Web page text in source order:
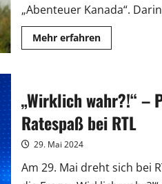
„Abenteuer Kanada“.
Mehr erfahrenMehr
bildstarke
Reise
durch
die
Wildnis
Columbia
„Wirklich wahr?!“ –
Ratespaß bei RTL
29. Mai 2024
Am 29. Mai dreht sich bei